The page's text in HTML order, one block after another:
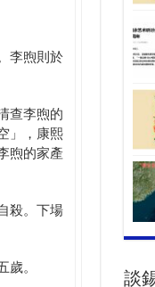
李煦則於
查李煦的
」，康熙
煦的家產
殺。下場
。
談